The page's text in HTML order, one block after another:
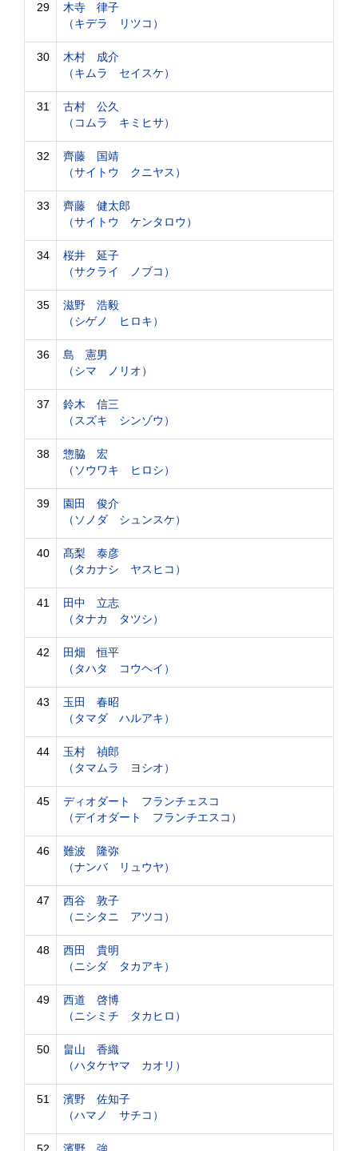
29
木寺 律子
（キデラ リツコ）
30
木村 成介
（キムラ セイスケ）
31
古村 公久
（コムラ キミヒサ）
32
齊藤 国靖
（サイトウ クニヤス）
33
齊藤 健太郎
（サイトウ ケンタロウ）
34
桜井 延子
（サクライ ノブコ）
35
滋野 浩毅
（シゲノ ヒロキ）
36
島 憲男
（シマ ノリオ）
37
鈴木 信三
（スズキ シンゾウ）
38
惣脇 宏
（ソウワキ ヒロシ）
39
園田 俊介
（ソノダ シュンスケ）
40
髙梨 泰彦
（タカナシ ヤスヒコ）
41
田中 立志
（タナカ タツシ）
42
田畑 恒平
（タハタ コウヘイ）
43
玉田 春昭
（タマダ ハルアキ）
44
玉村 禎郎
（タマムラ ヨシオ）
45
ディオダート フランチェスコ
（デイオダート フランチエスコ）
46
難波 隆弥
（ナンバ リュウヤ）
47
西谷 敦子
（ニシタニ アツコ）
48
西田 貴明
（ニシダ タカアキ）
49
西道 啓博
（ニシミチ タカヒロ）
50
畠山 香織
（ハタケヤマ カオリ）
51
濱野 佐知子
（ハマノ サチコ）